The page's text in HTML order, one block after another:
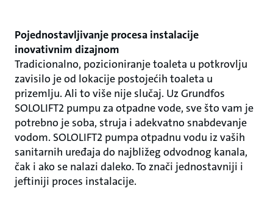
Pojednostavljivanje procesa instalacije
inovativnim dizajnom
Tradicionalno, pozicioniranje toaleta u potkrovlju
zavisilo je od lokacije postojećih toaleta u
prizemlju. Ali to više nije slučaj. Uz Grundfos
SOLOLIFT2 pumpu za otpadne vode, sve što vam je
potrebno je soba, struja i adekvatno snabdevanje
vodom. SOLOLIFT2 pumpa otpadnu vodu iz vaših
sanitarnih uređaja do najbližeg odvodnog kanala,
čak i ako se nalazi daleko. To znači jednostavniji i
jeftiniji proces instalacije.